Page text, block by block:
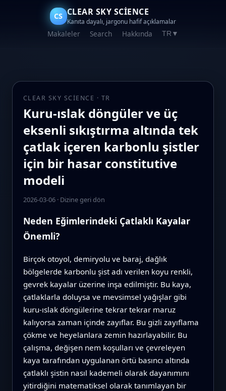
CS CLEAR SKY SCIENCE
Kanıta dayalı, jargonu hafif açıklamalar
Makaleler Search Hakkında TR ▼
CLEAR SKY SCIENCE · TR
Kuru‑ıslak döngüler ve üç
eksenli sıkıştırma altında tek
çatlak içeren karbonlu şistler
için bir hasar constitutive
modeli
2026-03-06· Dizine geri dön
Neden Eğimlerindeki Çatlaklı Kayalar
Önemli?
Birçok otoyol, demiryolu ve baraj, dağlık
bölgelerde karbonlu şist adı verilen koyu renkli,
gevrek kayalar üzerine inşa edilmiştir. Bu kaya,
çatlaklarla doluysa ve mevsimsel yağışlar gibi
kuru‑ıslak döngülerine tekrar tekrar maruz
kalıyorsa zaman içinde zayıflar. Bu gizli zayıflama
çökme ve heyelanlara zemin hazırlayabilir. Bu
çalışma, değişen nem koşulları ve çevreleyen
kaya tarafından uygulanan örtü basıncı altında
çatlaklı şistin nasıl kademeli olarak dayanımını
yitirdiğini matematiksel olarak tanımlayan bir